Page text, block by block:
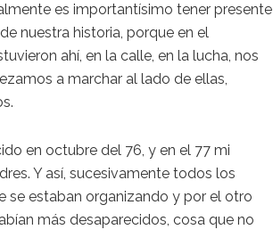
es importantísimo tener presente
nuestra historia, porque en el
ahí, en la calle, en la lucha, nos
a marchar al lado de ellas,
en octubre del 76, y en el 77 mi
Y así, sucesivamente todos los
se estaban organizando y por el otro
más desaparecidos, cosa que no